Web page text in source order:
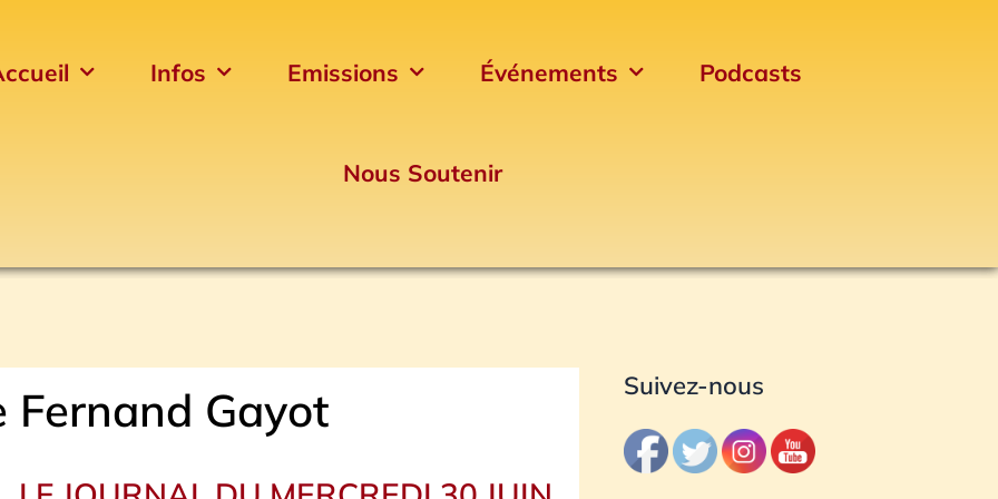
Infos Emissions Événements Podcasts
Nous Soutenir
Fernand Gayot Suivez-nous
Archives